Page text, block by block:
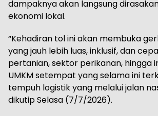
dampaknya akan langsung
ekonomi lokal.
“Kehadiran tol ini akan membuka
yang jauh lebih luas, inklusif, dan
pertanian, sektor perikanan, hingga
UMKM setempat yang selama ini
tempuh logistik yang melalui jalan
dikutip Selasa (7/7/2026).